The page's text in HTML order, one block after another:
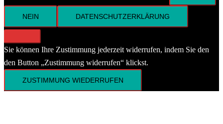
NEIN DATENSCHUTZERKLÄRUNG
Sie können Ihre Zustimmung jederzeit widerrufen, indem Sie den
den Button „Zustimmung widerrufen“ klickst.
ZUSTIMMUNG WIEDERRUFEN